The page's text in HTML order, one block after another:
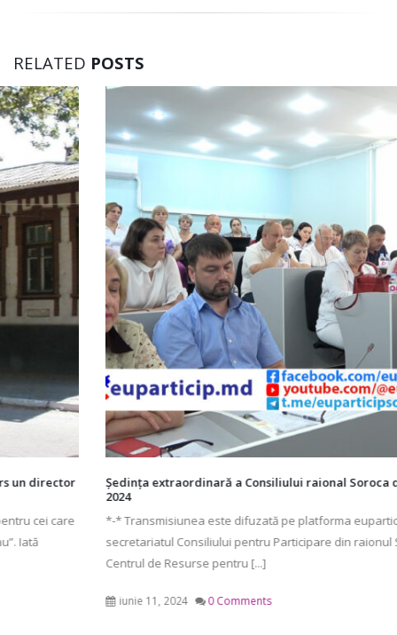
RELATED POSTS
Ședința extraordinară a Consiliului raional Soroca din 11 iunie
*-* Transmisiunea este difuzată pe platforma euparticip.md de
secretariatul Consiliului pentru Participare din raionul Soroca –
Centrul de Resurse pentru [...]
0 Comments